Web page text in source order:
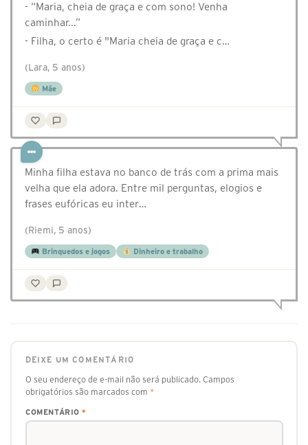
- “Maria, cheia de graça e com sono! Venha
caminhar...”
- Filha, o certo é "Maria cheia de graça e c…
(Lara, 5 anos)
Mãe
Minha filha estava no banco de trás com a prima mais
velha que ela adora. Entre mil perguntas, elogios e
frases eufóricas eu inter…
(Riemi, 5 anos)
Brinquedos e jogos Dinheiro e trabalho
DEIXE UM COMENTÁRIO
O seu endereço de e-mail não será publicado. Campos
obrigatórios são marcados com *
COMENTÁRIO *